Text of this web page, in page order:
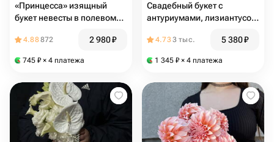
«Принцесса» изящный
букет невесты в полевом
4.88872 2 980₽
745 ₽ × 4 платежа
Свадебный букет с
антуриумами, лизиантусом
4.733 тыс. 5 380₽
1 345 ₽ × 4 платежа